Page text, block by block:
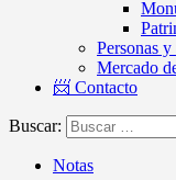
Personas y
Mercado
📨 Contacto
Buscar:
Notas